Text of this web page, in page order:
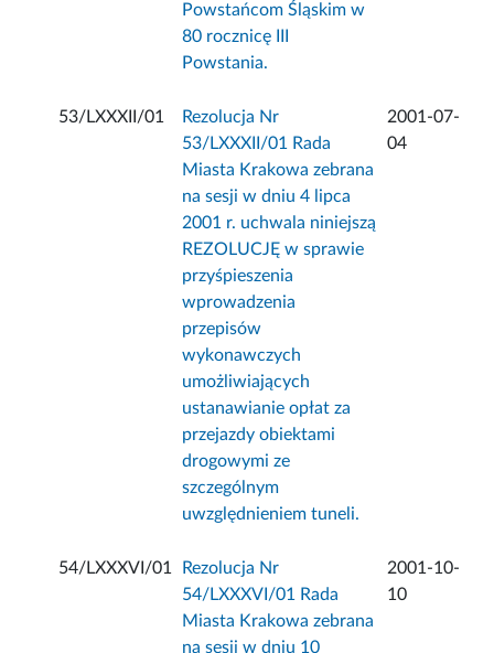
Powstańcom Śląskim w
80 rocznicę III
Powstania.
53/LXXXII/01
Rezolucja Nr
53/LXXXII/01 Rada
Miasta Krakowa zebrana
na sesji w dniu 4 lipca
2001 r. uchwala niniejszą
REZOLUCJĘ w sprawie
przyśpieszenia
wprowadzenia
przepisów
wykonawczych
umożliwiających
ustanawianie opłat za
przejazdy obiektami
drogowymi ze
szczególnym
uwzględnieniem tuneli.
2001-07-
04
54/LXXXVI/01
Rezolucja Nr
54/LXXXVI/01 Rada
Miasta Krakowa zebrana
na sesji w dniu 10
2001-10-
10